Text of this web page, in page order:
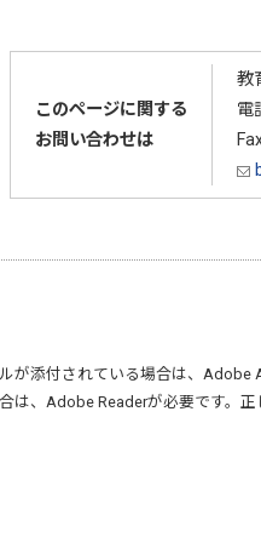
このページに関する
お問い合わせは
教
電
が添付されている場合は、 Adobe
は、 Adobe Readerが必要です。正